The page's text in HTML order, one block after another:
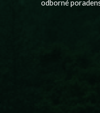
odborné